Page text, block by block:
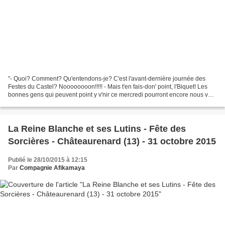
"- Quoi? Comment? Qu'entendons-je? C'est l'avant-dernière journée des
Festes du Castel? Noooooooon!!!!! - Mais t'en fais-don' point, l'Biquet! Les
bonnes gens qui peuvent point y v'nir ce mercredi pourront encore nous voir
La Reine Blanche et ses Lutins - Fête des
Sorcières - Châteaurenard (13) - 31 octobre 2015
Publié le 28/10/2015 à 12:15
Par Compagnie Afikamaya